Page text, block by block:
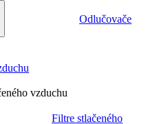
Odlučovače
vzduchu
Filtre stlačeného